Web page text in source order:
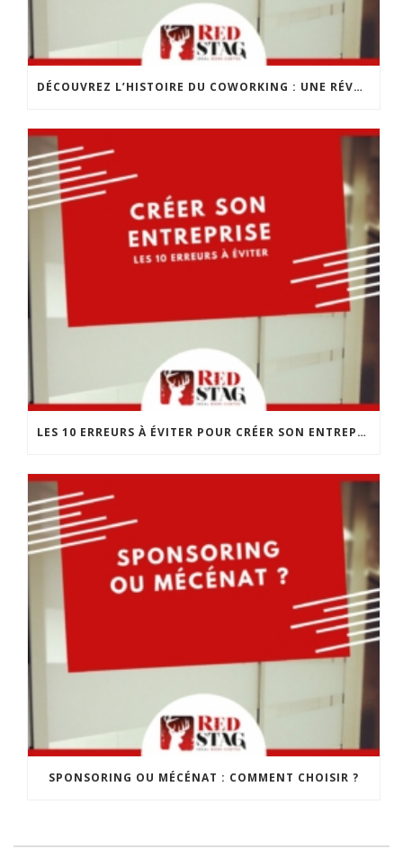
DÉCOUVREZ L’HISTOIRE DU COWORKING : UNE RÉVOLUTION DANS LE MONDE DU TRAVAIL
LES 10 ERREURS À ÉVITER POUR CRÉER SON ENTREPRISE
SPONSORING OU MÉCÉNAT : COMMENT CHOISIR ?